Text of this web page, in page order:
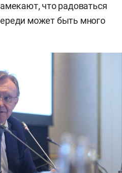
что радоваться
может быть много